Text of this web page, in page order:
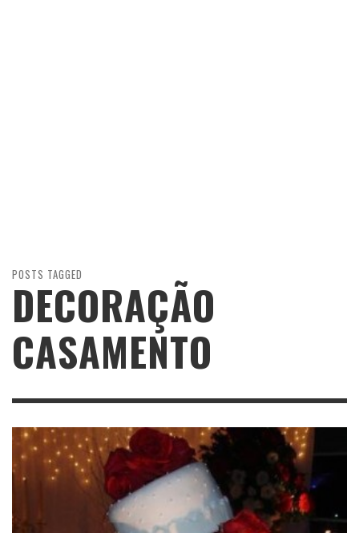
POSTS TAGGED
DECORAÇÃO
CASAMENTO